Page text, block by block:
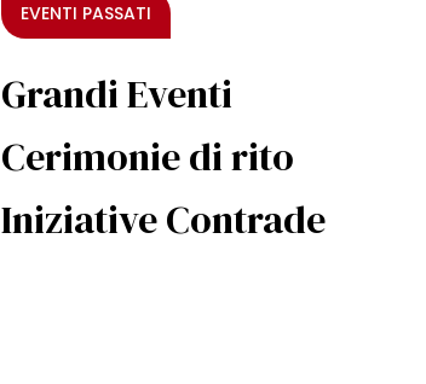
EVENTI PASSATI
Grandi Eventi
Cerimonie di rito
Iniziative Contrade